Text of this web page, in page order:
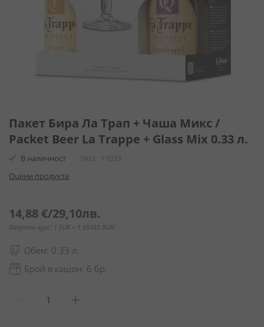
към
началото
на
галерия
снимки
Пакет Бира Ла Трап + Чаша Микс /
Packet Beer La Trappe + Glass Mix 0.33 л.
В наличност SKU
11033
Оцени продукта
14,88 €/29,10лв.
Валутен курс: 1 EUR = 1.95583 BGN
Обем: 0.33 л.
Брой в кашон: 6 бр.